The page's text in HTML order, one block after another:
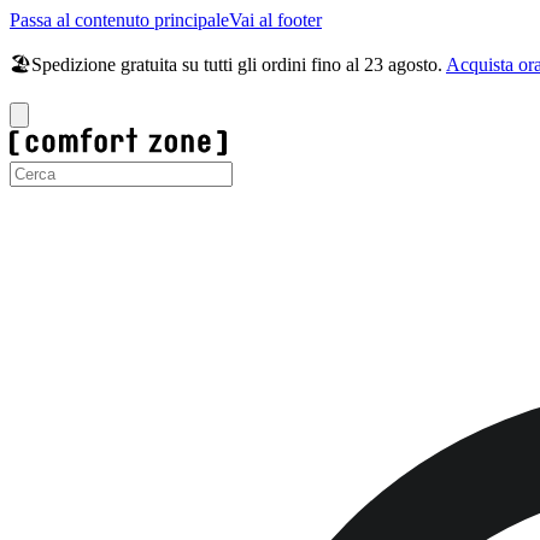
Passa al contenuto principaleVai al footer
🏖️Spedizione gratuita su tutti gli ordini fino al 23 agosto. Acquista